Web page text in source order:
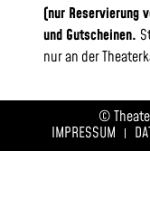
(nur Reservierung
und Gutscheinen.
nur an der
©
IMPRESSUM